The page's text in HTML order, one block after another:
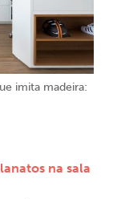
imita madeira:
na sala